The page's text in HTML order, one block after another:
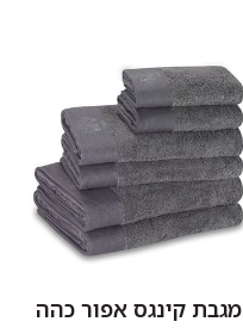
מגבת קינגס אפור כהה